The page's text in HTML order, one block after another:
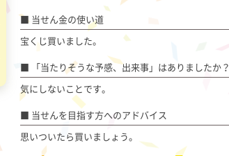
当せん金の使い道
宝くじ買いました。
「当たりそうな予感、出来事」はありましたか？
気にしないことです。
当せんを目指す方へのアドバイス
思いついたら買いましょう。